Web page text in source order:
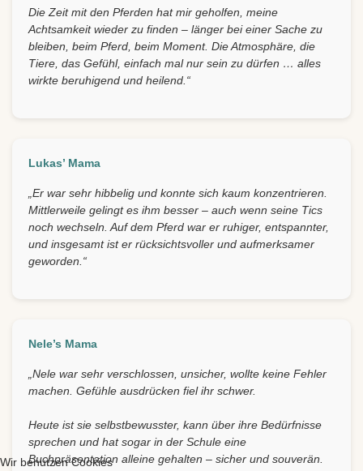
Die Zeit mit den Pferden hat mir geholfen, meine
Achtsamkeit wieder zu finden – länger bei einer Sache zu
bleiben, beim Pferd, beim Moment. Die Atmosphäre, die
Tiere, das Gefühl, einfach mal nur sein zu dürfen … alles
wirkte beruhigend und heilend.“
Lukas’ Mama
„Er war sehr hibbelig und konnte sich kaum konzentrieren.
Mittlerweile gelingt es ihm besser – auch wenn seine Tics
noch wechseln. Auf dem Pferd war er ruhiger, entspannter,
und insgesamt ist er rücksichtsvoller und aufmerksamer
geworden.“
Nele’s Mama
„Nele war sehr verschlossen, unsicher, wollte keine Fehler
machen. Gefühle ausdrücken fiel ihr schwer.
Heute ist sie selbstbewusster, kann über ihre Bedürfnisse
sprechen und hat sogar in der Schule eine
Buchpräsentation alleine gehalten – sicher und souverän.
Wir benutzen Cookies